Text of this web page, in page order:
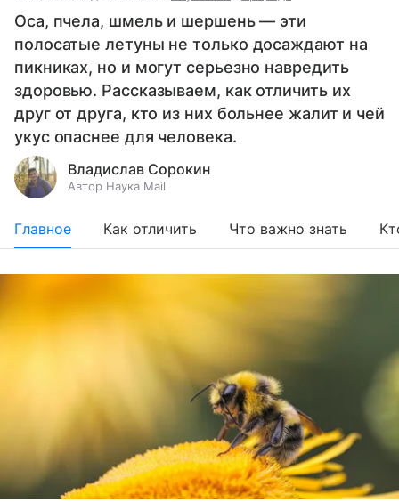
Оса, пчела, шмель и шершень — эти
полосатые летуны не только досаждают на
пикниках, но и могут серьезно навредить
здоровью. Рассказываем, как отличить их
друг от друга, кто из них больнее жалит и чей
укус опаснее для человека.
Владислав Сорокин
Автор Наука Mail
Главное Как отличить Что важно знать